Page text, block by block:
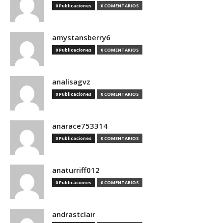
0 Publicaciones 0 COMENTARIOS
amystansberry6
0 Publicaciones 0 COMENTARIOS
analisagvz
0 Publicaciones 0 COMENTARIOS
anarace753314
0 Publicaciones 0 COMENTARIOS
anaturriff012
0 Publicaciones 0 COMENTARIOS
andrastclair